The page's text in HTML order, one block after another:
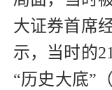
大证券首席
示，当时的
“历史大底”